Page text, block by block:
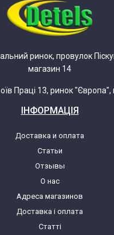
ринок, провулок
магазин 14
Праці 13, ринок "Європа",
ІНФОРМАЦІЯ
Доставка и оплата
Статьи
Отзывы
О нас
Адреса магазинов
Доставка і оплата
Статті